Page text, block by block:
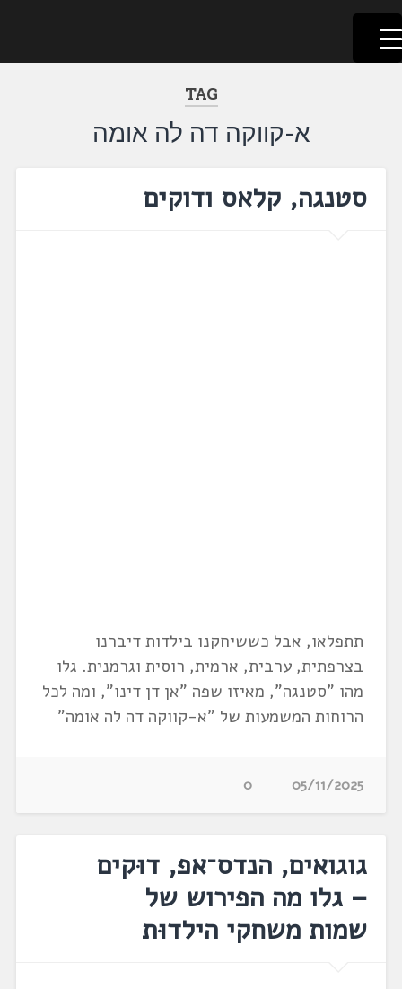
דלג
לתוכן
לשוניאדה
עברית. לשון. שפה
TAG
א-קווקה דה לה אומה
סטנגה, קלאס ודוקים
תתפלאו, אבל כששיחקנו בילדות דיברנו
בצרפתית, ערבית, ארמית, רוסית וגרמנית. גלו
מהו "סטנגה", מאיזו שפה "אן דן דינו", ומה לכל
הרוחות המשמעות של "א-קווקה דה לה אומה"
05/11/2025
0
גוגואים, הנדס־אפ, דוּקים
– גלו מה הפירוש של
שמות משחקי הילדוּת